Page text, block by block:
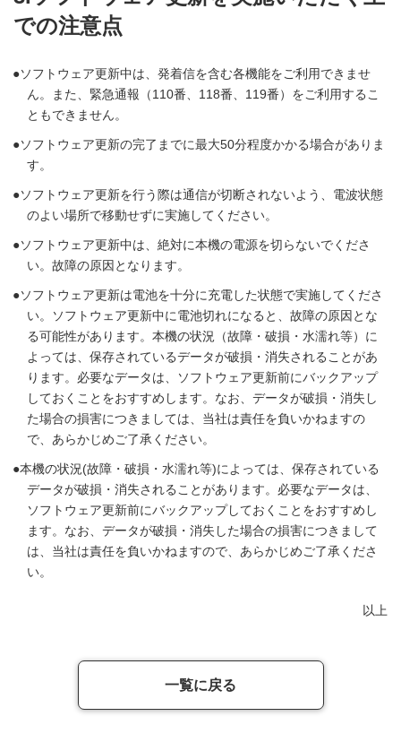
での注意点
ソフトウェア更新中は、発着信を含む各機能をご利用できませ
ん。また、緊急通報（110番、118番、119番）をご利用するこ
ともできません。
ソフトウェア更新の完了までに最大50分程度かかる場合がありま
す。
ソフトウェア更新を行う際は通信が切断されないよう、電波状態
のよい場所で移動せずに実施してください。
ソフトウェア更新中は、絶対に本機の電源を切らないでくださ
い。故障の原因となります。
ソフトウェア更新は電池を十分に充電した状態で実施してくださ
い。ソフトウェア更新中に電池切れになると、故障の原因とな
る可能性があります。本機の状況（故障・破損・水濡れ等）に
よっては、保存されているデータが破損・消失されることがあ
ります。必要なデータは、ソフトウェア更新前にバックアップ
しておくことをおすすめします。なお、データが破損・消失し
た場合の損害につきましては、当社は責任を負いかねますの
で、あらかじめご了承ください。
本機の状況(故障・破損・水濡れ等)によっては、保存されている
データが破損・消失されることがあります。必要なデータは、
ソフトウェア更新前にバックアップしておくことをおすすめし
ます。なお、データが破損・消失した場合の損害につきまして
は、当社は責任を負いかねますので、あらかじめご了承くださ
い。
以上
一覧に戻る